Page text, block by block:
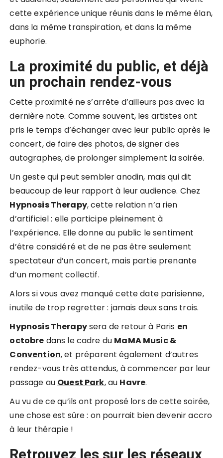
cette expérience unique réunis dans le même élan,
dans la même transpiration, et dans la même
euphorie.
La proximité du public, et déjà
un prochain rendez-vous
Cette proximité ne s’arrête d’ailleurs pas avec la
dernière note. Comme souvent, les artistes ont
pris le temps d’échanger avec leur public après le
concert, de faire des photos, de signer des
autographes, de prolonger simplement la soirée.
Un geste qui peut sembler anodin, mais qui dit
beaucoup de leur rapport à leur audience. Chez
Hypnosis Therapy, cette relation n’a rien
d’artificiel : elle participe pleinement à
l’expérience. Elle donne au public le sentiment
d’être considéré et de ne pas être seulement
spectateur d’un concert, mais partie prenante
d’un moment collectif.
Alors si vous avez manqué cette date parisienne,
inutile de trop regretter : jamais deux sans trois.
Hypnosis Therapysera de retour à Paris en
octobre dans le cadre du MaMA Music &
Convention, et préparent également d’autres
rendez-vous très attendus, à commencer par leur
passage au Ouest Park, au Havre.
Au vu de ce qu’ils ont proposé lors de cette soirée,
une chose est sûre : on pourrait bien devenir accro
à leur thérapie !